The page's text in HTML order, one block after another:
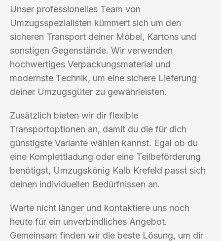
Unser professionelles Team von
Umzugsspezialisten kümmert sich um den
sicheren Transport deiner Möbel, Kartons und
sonstigen Gegenstände. Wir verwenden
hochwertiges Verpackungsmaterial und
modernste Technik, um eine sichere Lieferung
deiner Umzugsgüter zu gewährleisten.
Zusätzlich bieten wir dir flexible
Transportoptionen an, damit du die für dich
günstigste Variante wählen kannst. Egal ob du
eine Komplettladung oder eine Teilbeförderung
benötigst, Umzugskönig Kalb Krefeld passt sich
deinen individuellen Bedürfnissen an.
Warte nicht länger und kontaktiere uns noch
heute für ein unverbindliches Angebot.
Gemeinsam finden wir die beste Lösung, um dir